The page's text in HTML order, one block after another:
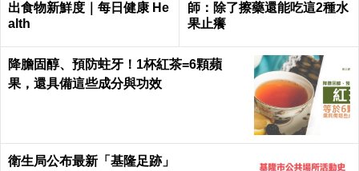
出食物新鮮度｜每日健康 He
alth
師：除了擦藥還能吃這2種水
果止癢
降膽固醇、預防蛀牙！1杯紅茶=6顆蘋
果，還具備這些成分與功效
衛生局公布最新「基隆足跡」